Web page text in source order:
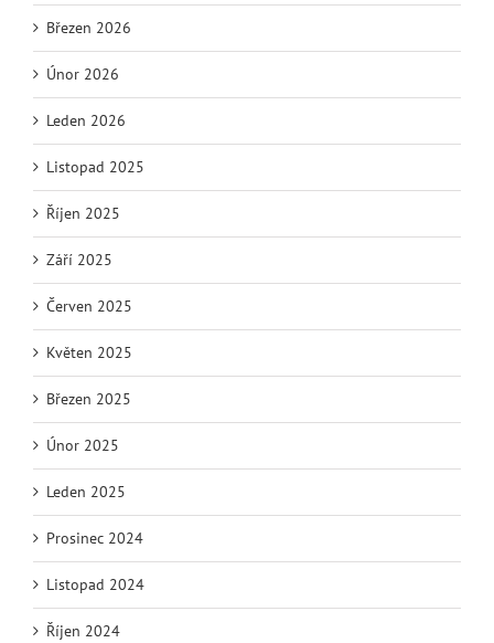
Březen 2026
Únor 2026
Leden 2026
Listopad 2025
Říjen 2025
Září 2025
Červen 2025
Květen 2025
Březen 2025
Únor 2025
Leden 2025
Prosinec 2024
Listopad 2024
Říjen 2024